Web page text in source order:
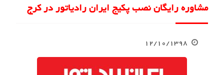
مشاوره رایگان نصب پکیج ایران رادیاتور در کرج
۱۲/۱۰/۱۳۹۸